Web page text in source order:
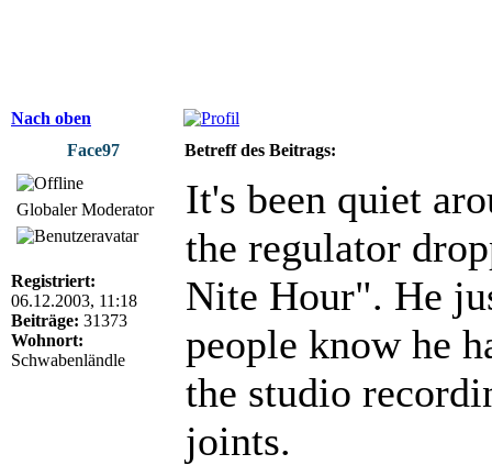
Nach oben
Face97
Betreff des Beitrags:
Globaler Moderator
Registriert:
06.12.2003, 11:18
Beiträge: 31373
Wohnort:
Schwabenländle
It's been quiet
the regulator
Nite Hour". He
people know he
the studio
joints.